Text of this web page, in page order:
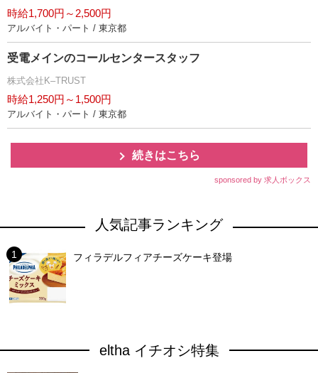
時給1,700円～2,500円
アルバイト・パート / 東京都
受電メインのコールセンタースタッフ
株式会社K–TRUST
時給1,250円～1,500円
アルバイト・パート / 東京都
続きはこちら
sponsored by 求人ボックス
人気記事ランキング
フィラデルフィアチーズケーキ登場
eltha イチオシ特集